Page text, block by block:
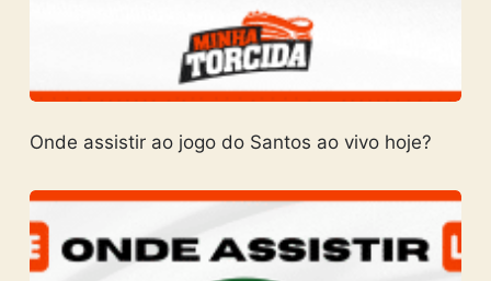
Onde assistir ao jogo do Santos ao vivo hoje?